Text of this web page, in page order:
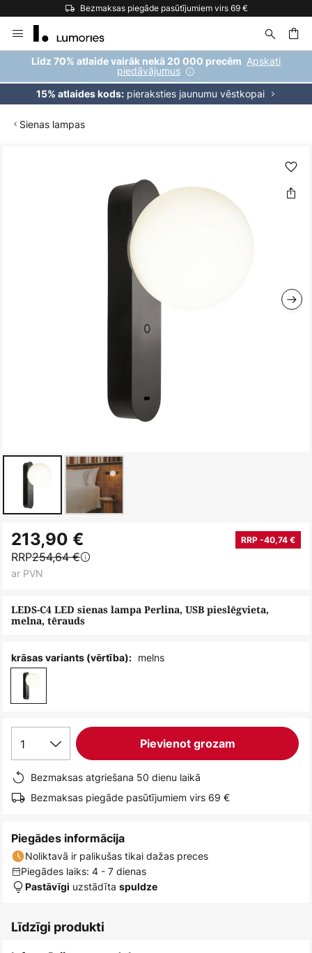
Bezmaksas piegāde pasūtījumiem virs 69 €
to
Content
Līdz 70% atlaide vairāk nekā 20 000 precēm Apskati
piedāvājumus
15% atlaides kods:pieraksties jaunumu vēstkopai
Sienas lampas
uz
galerijas
sākumu
LEDS-C4 LED sienas lampa Perlina, USB pieslēgvieta,
melna, tērauds
213,90 € RRP -40,74 €
RRP254,64 €
ar PVN
krāsas variants (vērtība): melns
1 Pievienot grozam
Bezmaksas atgriešana 50 dienu laikā
Bezmaksas piegāde pasūtījumiem virs 69 €
Piegādes informācija
Noliktavā ir palikušas tikai dažas preces
Piegādes laiks: 4 - 7 dienas
Pastāvīgi uzstādīta spuldze
Līdzīgi produkti